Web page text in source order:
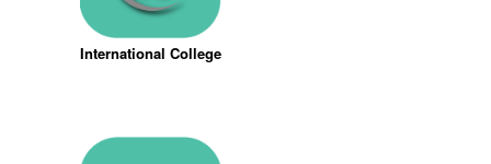
International College